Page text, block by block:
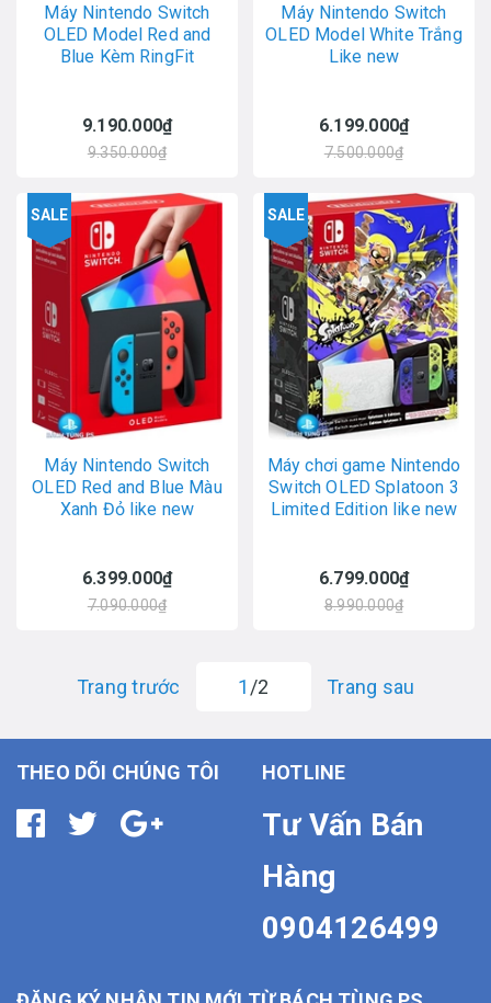
Máy Nintendo Switch
OLED Model Red and
Blue Kèm RingFit
9.190.000₫
9.350.000₫
Máy Nintendo Switch
OLED Model White Trắng
Like new
6.199.000₫
7.500.000₫
SALE
Máy Nintendo Switch
OLED Red and Blue Màu
Xanh Đỏ like new
6.399.000₫
7.090.000₫
SALE
Máy chơi game Nintendo
Switch OLED Splatoon 3
Limited Edition like new
6.799.000₫
8.990.000₫
Trang trước 1 /2 Trang sau
THEO DÕI CHÚNG TÔI HOTLINE
Tư Vấn Bán
Hàng
0904126499